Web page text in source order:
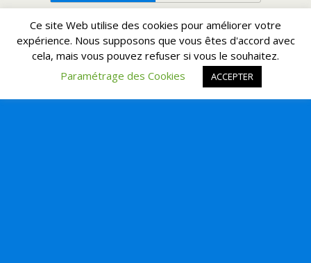
Ce site Web utilise des cookies pour améliorer votre
expérience. Nous supposons que vous êtes d'accord avec
cela, mais vous pouvez refuser si vous le souhaitez.
Paramétrage des Cookies
ACCEPTER